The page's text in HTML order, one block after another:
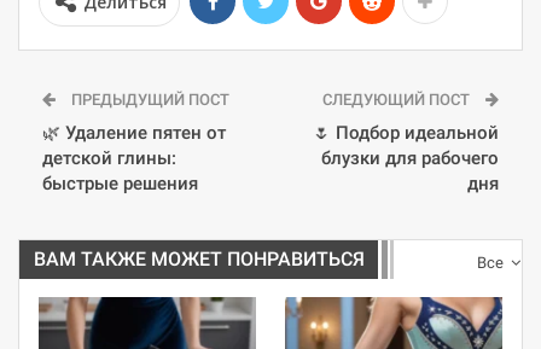
ПРЕДЫДУЩИЙ ПОСТ
🌿 Удаление пятен от
детской глины:
быстрые решения
СЛЕДУЮЩИЙ ПОСТ
🌷 Подбор идеальной
блузки для рабочего
дня
Все
ВАМ ТАКЖЕ МОЖЕТ ПОНРАВИТЬСЯ